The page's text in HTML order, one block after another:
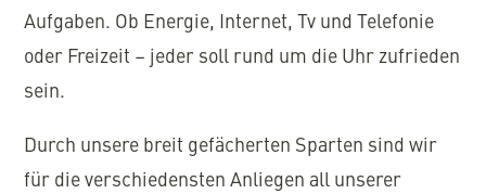
Aufgaben. Ob Energie, Internet, Tv und Telefonie
oder Freizeit – jeder soll rund um die Uhr zufrieden
sein.
Durch unsere breit gefächerten Sparten sind wir
für die verschiedensten Anliegen all unserer